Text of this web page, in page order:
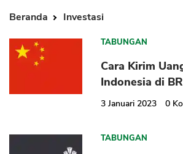
Beranda Investasi
TABUNGAN
Cara Kirim
Indonesia di
3 Januari 2023 0
TABUNGAN